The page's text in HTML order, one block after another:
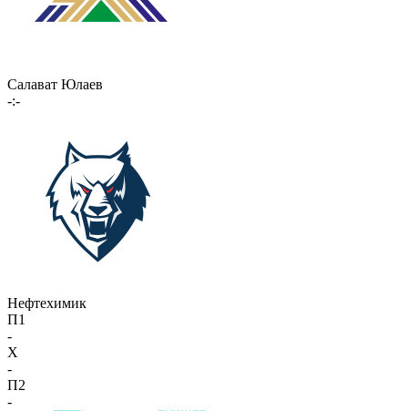
Салават Юлаев
-:-
Нефтехимик
П1
-
X
-
П2
-